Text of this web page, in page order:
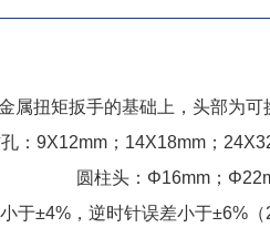
属扭矩扳手的基础上，头部为可
：9X12mm；14X18mm；
圆柱头：Φ16mm；
于±4%，逆时针误差小于±6%（